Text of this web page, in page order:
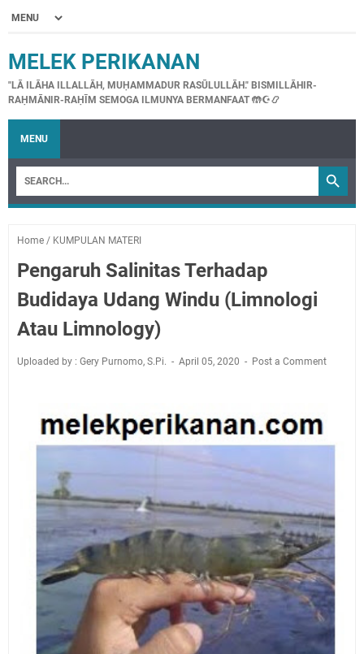
MELEK PERIKANAN
"LĀ ILĀHA ILLALLĀH, MUḤAMMADUR RASŪLULLĀH." BISMILLĀHIR-
RAḤMĀNIR-RAḤĪM SEMOGA ILMUNYA BERMANFAAT 🤲☪📿
MENU
Home / KUMPULAN MATERI
Pengaruh Salinitas Terhadap
Budidaya Udang Windu (Limnologi
Atau Limnology)
Uploaded by : Gery Purnomo, S.Pi. April 05, 2020 Post a Comment